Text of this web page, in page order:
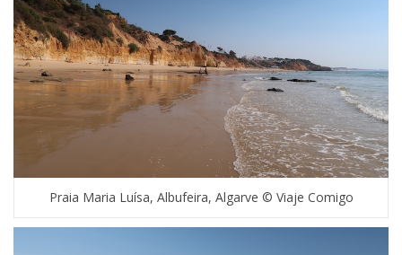
Praia Maria Luísa, Albufeira, Algarve © Viaje Comigo